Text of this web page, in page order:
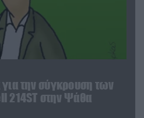
την σύγκρουση των
214ST στην Ψάθα